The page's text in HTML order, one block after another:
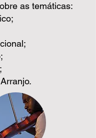
as temáticas: